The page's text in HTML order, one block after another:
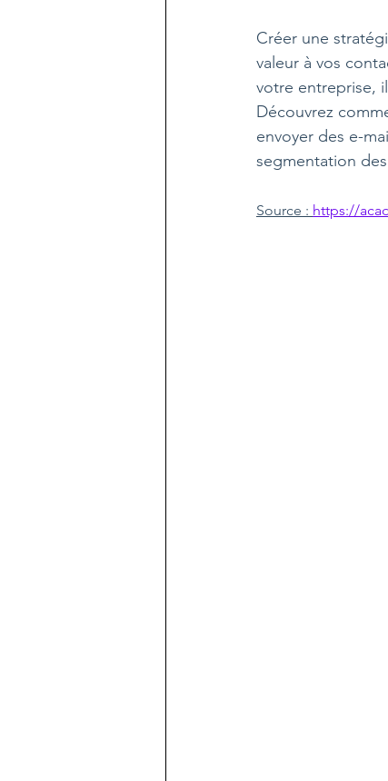
Créer une
valeur à vos
votre entreprise,
Découvrez
envoyer des e-
segmentation
Source : https://